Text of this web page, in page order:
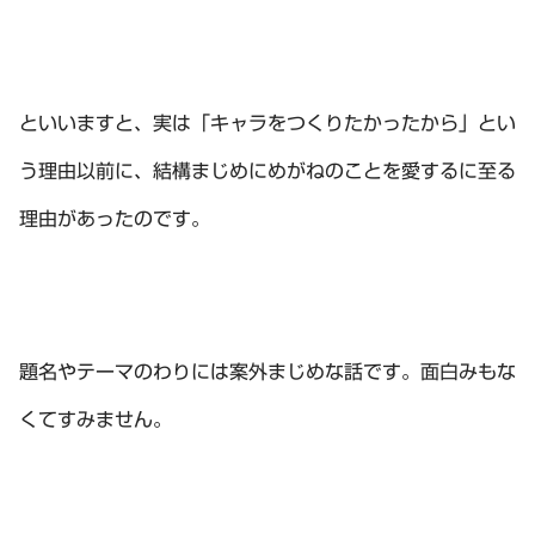
といいますと、実は「キャラをつくりたかったから」とい
う理由以前に、結構まじめにめがねのことを愛するに至る
理由があったのです。
題名やテーマのわりには案外まじめな話です。面白みもな
くてすみません。